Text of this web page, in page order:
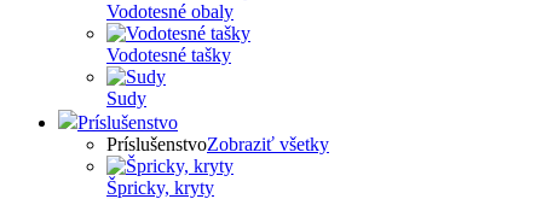
Vodotesné obaly
Vodotesné tašky
Sudy
Príslušenstvo
PríslušenstvoZobraziť všetky
Špricky, kryty